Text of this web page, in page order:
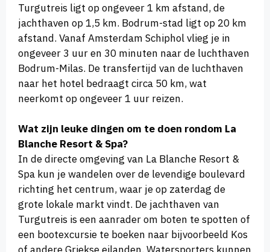
Turgutreis ligt op ongeveer 1 km afstand, de
jachthaven op 1,5 km. Bodrum-stad ligt op 20 km
afstand. Vanaf Amsterdam Schiphol vlieg je in
ongeveer 3 uur en 30 minuten naar de luchthaven
Bodrum-Milas. De transfertijd van de luchthaven
naar het hotel bedraagt circa 50 km, wat
neerkomt op ongeveer 1 uur reizen.
Wat zijn leuke dingen om te doen rondom La
Blanche Resort & Spa?
In de directe omgeving van La Blanche Resort &
Spa kun je wandelen over de levendige boulevard
richting het centrum, waar je op zaterdag de
grote lokale markt vindt. De jachthaven van
Turgutreis is een aanrader om boten te spotten of
een bootexcursie te boeken naar bijvoorbeeld Kos